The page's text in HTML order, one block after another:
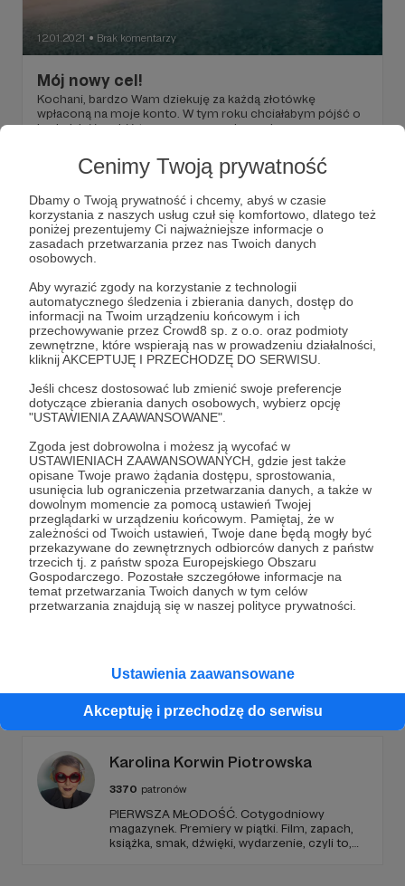
Cenimy Twoją prywatność
Dbamy o Twoją prywatność i chcemy, abyś w czasie
korzystania z naszych usług czuł się komfortowo, dlatego też
poniżej prezentujemy Ci najważniejsze informacje o
zasadach przetwarzania przez nas Twoich danych
osobowych.
Aby wyrazić zgody na korzystanie z technologii
automatycznego śledzenia i zbierania danych, dostęp do
informacji na Twoim urządzeniu końcowym i ich
przechowywanie przez Crowd8 sp. z o.o. oraz podmioty
zewnętrzne, które wspierają nas w prowadzeniu działalności,
kliknij AKCEPTUJĘ I PRZECHODZĘ DO SERWISU.
Jeśli chcesz dostosować lub zmienić swoje preferencje
dotyczące zbierania danych osobowych, wybierz opcję
"USTAWIENIA ZAAWANSOWANE".
Zgoda jest dobrowolna i możesz ją wycofać w
USTAWIENIACH ZAAWANSOWANYCH, gdzie jest także
opisane Twoje prawo żądania dostępu, sprostowania,
usunięcia lub ograniczenia przetwarzania danych, a także w
dowolnym momencie za pomocą ustawień Twojej
przeglądarki w urządzeniu końcowym. Pamiętaj, że w
zależności od Twoich ustawień, Twoje dane będą mogły być
przekazywane do zewnętrznych odbiorców danych z państw
trzecich tj. z państw spoza Europejskiego Obszaru
Gospodarczego. Pozostałe szczegółowe informacje na
temat przetwarzania Twoich danych w tym celów
przetwarzania znajdują się w naszej polityce prywatności.
Ustawienia zaawansowane
Akceptuję i przechodzę do serwisu
12.01.2021 ● Brak komentarzy
Mój nowy cel!
Kochani, bardzo Wam dziekuję za każdą złotówkę
wpłaconą na moje konto. W tym roku chciałabym pójść o
krok dalej i zrobić to o czym marzyłam od samego
o co chodzi! Miłego dnia, Natalia z bloga Vacaymode.
majorka mallorca vacaymode +5
12.01.2021 ● Brak komentarzy
Witajcie Patroni!
Byłoby mi bardzo miło, gdybyście przeczytali mój
pierwszy post na Patronite, dla moich Patronów - czyli
właśnie dla Was. Bardzo dziękuję Wam za każdą darowiznę,
lecimy po więcej!
majorka vacaymode blog o majorce +7
Promowani autorzy
Karolina Korwin Piotrowska
3370 patronów
PIERWSZA MŁODOŚĆ. Cotygodniowy
magazynek. Premiery w piątki. Film, zapach,
książka, smak, dźwięki, wydarzenie, czyli to,